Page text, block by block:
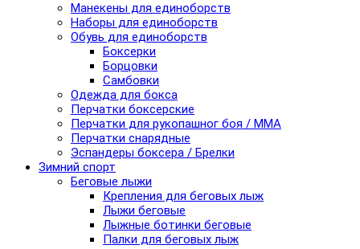
Манекены для единоборств
Наборы для единоборств
Обувь для единоборств
Боксерки
Борцовки
Самбовки
Одежда для бокса
Перчатки боксерские
Перчатки для рукопашног боя / ММА
Перчатки снарядные
Эспандеры боксера / Брелки
Зимний спорт
Беговые лыжи
Крепления для беговых лыж
Лыжи беговые
Лыжные ботинки беговые
Палки для беговых лыж